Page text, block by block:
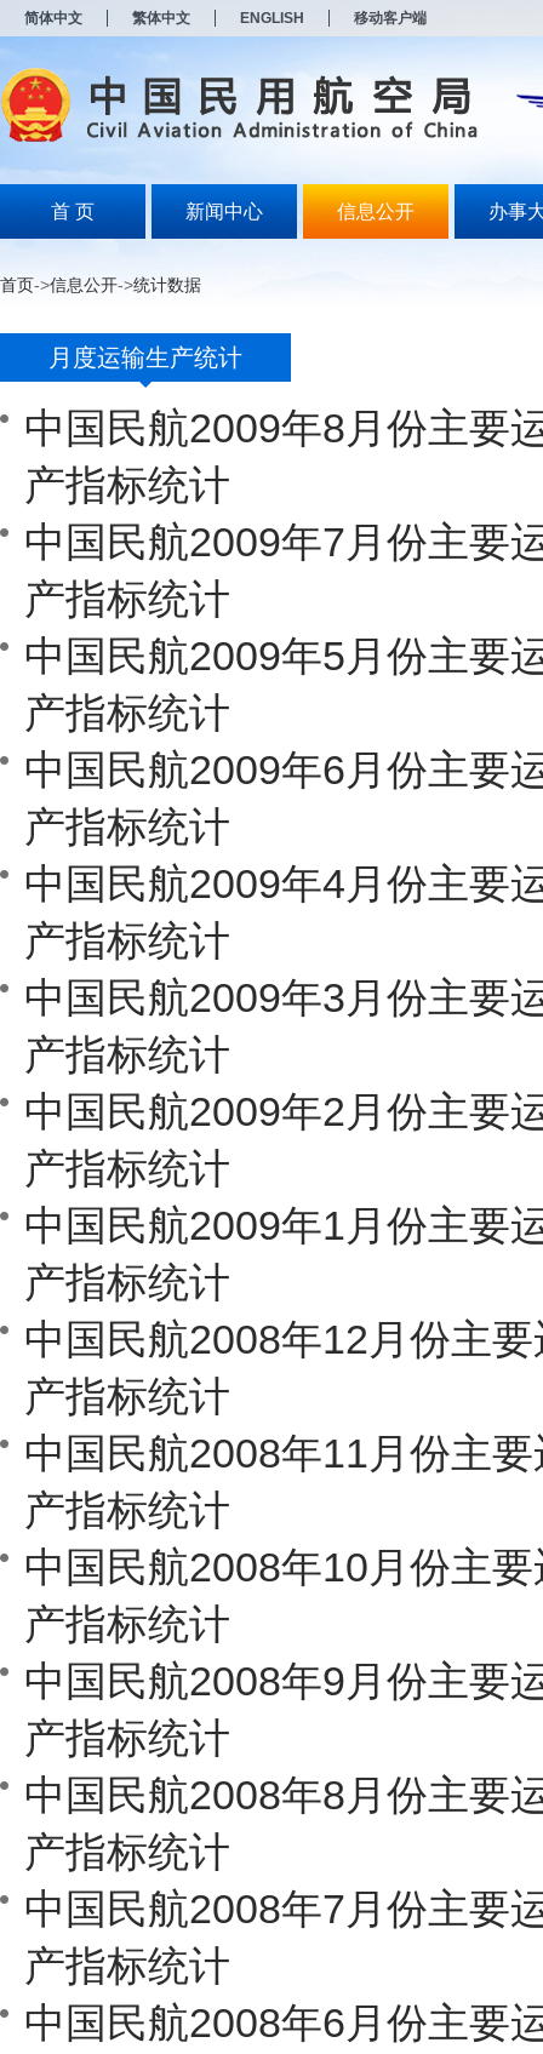
简体中文 繁体中文 ENGLISH 移动客户端
首 页 新闻中心 信息公开 办事
首页->信息公开->统计数据
月度运输生产统计
中国民航2009年8月份主要
产指标统计
中国民航2009年7月份主要
产指标统计
中国民航2009年5月份主要
产指标统计
中国民航2009年6月份主要
产指标统计
中国民航2009年4月份主要
产指标统计
中国民航2009年3月份主要
产指标统计
中国民航2009年2月份主要
产指标统计
中国民航2009年1月份主要
产指标统计
中国民航2008年12月份主
产指标统计
中国民航2008年11月份主
产指标统计
中国民航2008年10月份主
产指标统计
中国民航2008年9月份主要
产指标统计
中国民航2008年8月份主要
产指标统计
中国民航2008年7月份主要
产指标统计
中国民航2008年6月份主要
打
开
无
障
说
Alt
波
键
开